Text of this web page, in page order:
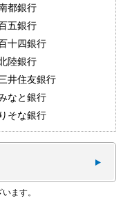
都銀行
五銀行
十四銀行
陸銀行
井住友銀行
なと銀行
りそな銀行
ます。